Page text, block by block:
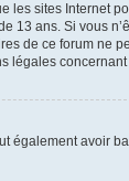
les sites Internet
ans. Si vous
de ce forum
légales
également